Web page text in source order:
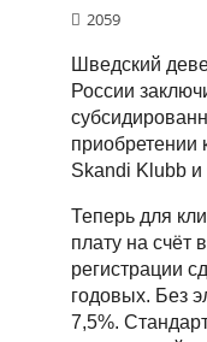
2059
Шведский
России
приобретении
Skandi Klubb и
Теперь для
плату на счёт
регистрации
годовых. Без
7,5%.